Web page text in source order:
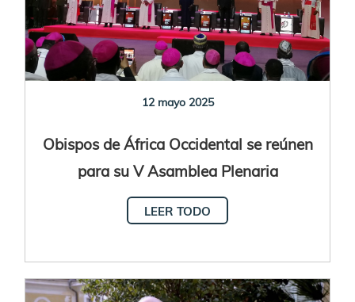
12 mayo 2025
Obispos de África Occidental se reúnen
para su V Asamblea Plenaria
LEER TODO